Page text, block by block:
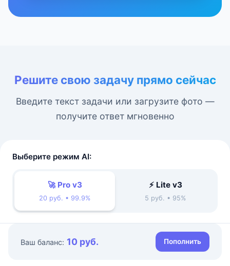
Решите свою задачу прямо сейчас
Введите текст задачи или загрузите фото —
получите ответ мгновенно
Выберите режим AI:
🚀 Pro v3
20 руб. • 99.9%
⚡ Lite v3
5 руб. • 95%
Ваш баланс: 10 руб. Пополнить